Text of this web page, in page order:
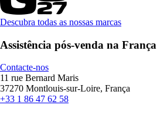
Descubra todas as nossas marcas
Assistência pós-venda na França
Contacte-nos
11 rue Bernard Maris
37270 Montlouis-sur-Loire, França
+33 1 86 47 62 58